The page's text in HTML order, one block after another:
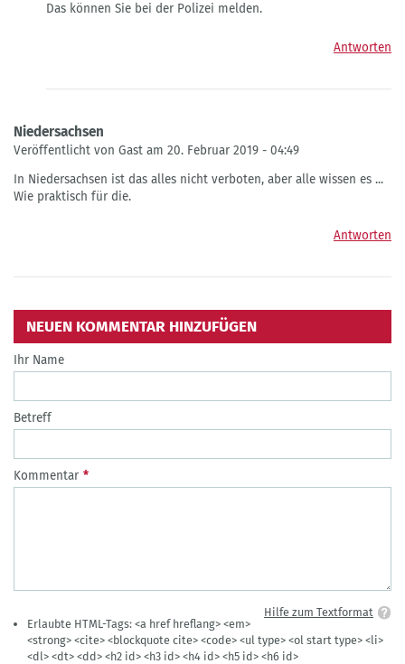
auf
Das können Sie bei der Polizei melden.
Antworten
Niedersachsen
Veröffentlicht von Gast am 20. Februar 2019 - 04:49
In Niedersachsen ist das alles nicht verboten, aber alle wissen es ...
Wie praktisch für die.
Antworten
NEUEN KOMMENTAR HINZUFÜGEN
Ihr Name
Betreff
Kommentar
Hilfe zum Textformat
Erlaubte HTML-Tags: <a href hreflang> <em>
<strong> <cite> <blockquote cite> <code> <ul type> <ol start type> <li>
<dl> <dt> <dd> <h2 id> <h3 id> <h4 id> <h5 id> <h6 id>